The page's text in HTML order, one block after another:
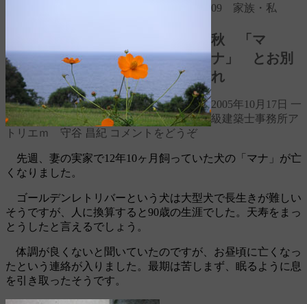
09 家族・私
秋 「マ
ナ」 とお別
れ
2005年10月17日 一
級建築士事務所ア
トリエｍ 守谷 昌紀 コメントをどうぞ
先週、妻の実家で12年10ヶ月飼っていた犬の「マナ」が亡
くなりました。
ゴールデンレトリバーという犬は大型犬で長生きが難しい
そうですが、人に換算すると90歳の生涯でした。天寿をまっ
とうしたと言えるでしょう。
体調が良くないと聞いていたのですが、お昼頃に亡くなっ
たという連絡が入りました。最期は苦しまず、眠るように息
を引き取ったそうです。